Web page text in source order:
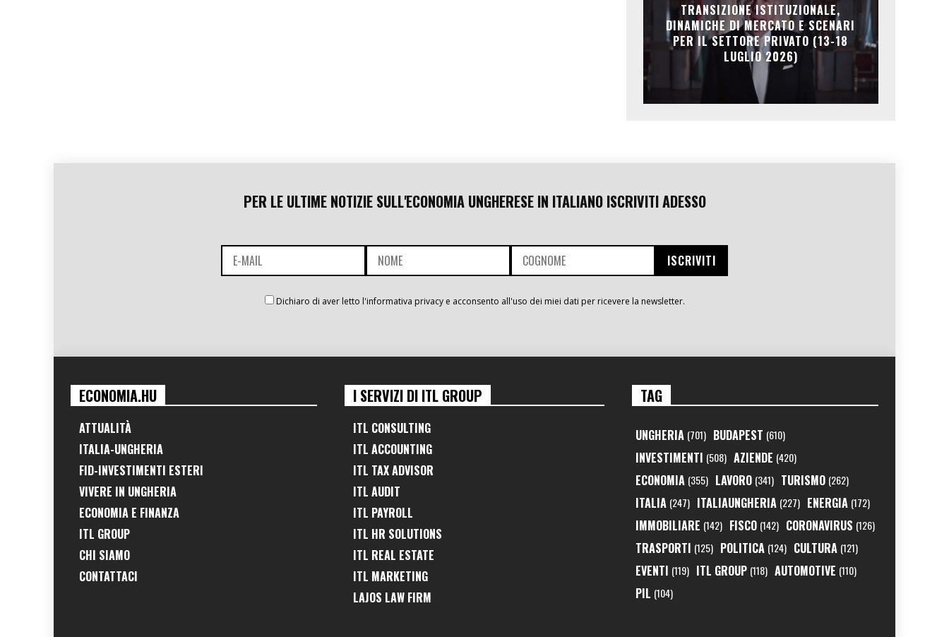
TRANSIZIONE ISTITUZIONALE,
DINAMICHE DI MERCATO E SCENARI
PER IL SETTORE PRIVATO (13-18
LUGLIO 2026)
PER LE ULTIME NOTIZIE SULL'ECONOMIA UNGHERESE IN ITALIANO ISCRIVITI ADESSO
Dichiaro di aver letto l'informativa privacy e acconsento all'uso dei miei dati per ricevere la newsletter.
ECONOMIA.HU
ATTUALITÀ
ITALIA-UNGHERIA
FID-INVESTIMENTI ESTERI
VIVERE IN UNGHERIA
ECONOMIA E FINANZA
ITL GROUP
CHI SIAMO
CONTATTACI
I SERVIZI DI ITL GROUP
ITL CONSULTING
ITL ACCOUNTING
ITL TAX ADVISOR
ITL AUDIT
ITL PAYROLL
ITL HR SOLUTIONS
ITL REAL ESTATE
ITL MARKETING
LAJOS LAW FIRM
TAG
UNGHERIA (701) BUDAPEST (610)
INVESTIMENTI (508) AZIENDE (420)
ECONOMIA (355) LAVORO (341) TURISMO (262)
ITALIA (247) ITALIAUNGHERIA (227) ENERGIA (172)
IMMOBILIARE (142) FISCO (142) CORONAVIRUS (126)
TRASPORTI (125) POLITICA (124) CULTURA (121)
EVENTI (119) ITL GROUP (118) AUTOMOTIVE (110)
PIL (104)